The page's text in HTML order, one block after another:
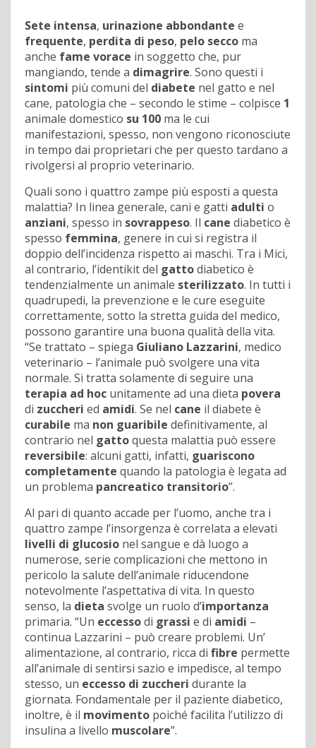
Sete intensa, urinazione abbondante e
frequente, perdita di peso, pelo secco ma
anche fame vorace in soggetto che, pur
mangiando, tende a dimagrire. Sono questi i
sintomi più comuni del diabete nel gatto e nel
cane, patologia che – secondo le stime – colpisce 1
animale domestico su 100 ma le cui
manifestazioni, spesso, non vengono riconosciute
in tempo dai proprietari che per questo tardano a
rivolgersi al proprio veterinario.
Quali sono i quattro zampe più esposti a questa
malattia? In linea generale, cani e gatti adulti o
anziani, spesso in sovrappeso. Il cane diabetico è
spesso femmina, genere in cui si registra il
doppio dell’incidenza rispetto ai maschi. Tra i Mici,
al contrario, l’identikit del gattodiabetico è
tendenzialmente un animale sterilizzato. In tutti i
quadrupedi, la prevenzione e le cure eseguite
correttamente, sotto la stretta guida del medico,
possono garantire una buona qualità della vita.
“Se trattato – spiega Giuliano Lazzarini, medico
veterinario – l’animale può svolgere una vita
normale. Si tratta solamente di seguire una
terapia ad hoc unitamente ad una dieta povera
di zuccheri ed amidi. Se nel cane il diabete è
curabile ma non guaribile definitivamente, al
contrario nel gattoquesta malattia può essere
reversibile: alcuni gatti, infatti, guariscono
completamente quando la patologia è legata ad
un problema pancreatico transitorio”.
Al pari di quanto accade per l’uomo, anche tra i
quattro zampe l’insorgenza è correlata a elevati
livelli di glucosio nel sangue e dà luogo a
numerose, serie complicazioni che mettono in
pericolo la salute dell’animale riducendone
notevolmente l’aspettativa di vita. In questo
senso, la dieta svolge un ruolo d’importanza
primaria. “Un eccessodi grassi e di amidi –
continua Lazzarini – può creare problemi. Un’
alimentazione, al contrario, ricca di fibre permette
all’animale di sentirsi sazio e impedisce, al tempo
stesso, un eccesso di zuccheri durante la
giornata. Fondamentale per il paziente diabetico,
inoltre, è il movimento poiché facilita l’utilizzo di
insulina a livello muscolare”.